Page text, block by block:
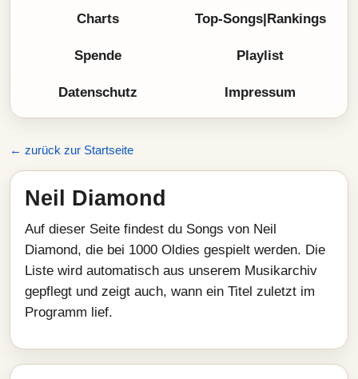
Charts Top-Songs|Rankings
Spende Playlist
Datenschutz Impressum
← zurück zur Startseite
Neil Diamond
Auf dieser Seite findest du Songs von Neil
Diamond, die bei 1000 Oldies gespielt werden. Die
Liste wird automatisch aus unserem Musikarchiv
gepflegt und zeigt auch, wann ein Titel zuletzt im
Programm lief.